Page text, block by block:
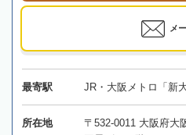
メ
最寄駅 JR・大阪メトロ「新
所在地
〒532-0011 大阪府大